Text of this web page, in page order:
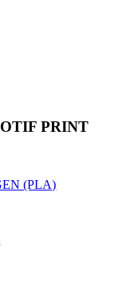
PRINT
(PLA)